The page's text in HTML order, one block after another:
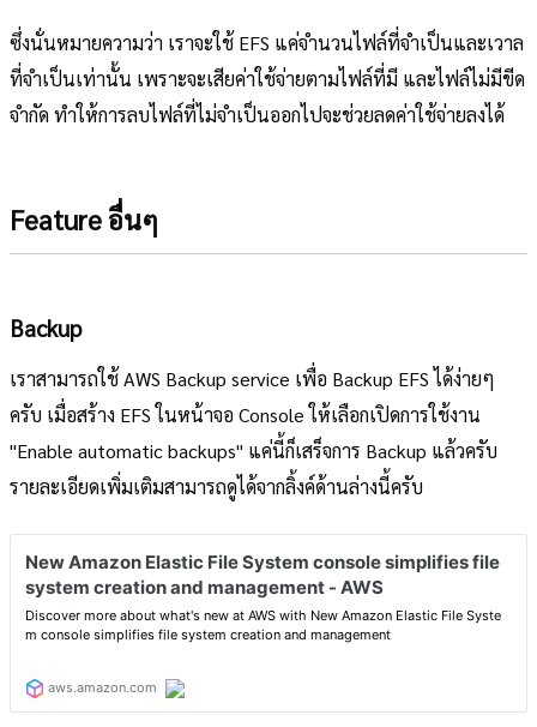
ซึ่งนั่นหมายความว่า เราจะใช้ EFS แค่จำนวนไฟล์ที่จำเป็นและเวาล
ที่จำเป็นเท่านั้น เพราะจะเสียค่าใช้จ่ายตามไฟล์ที่มี และไฟล์ไม่มีขีด
จำกัด ทำให้การลบไฟล์ที่ไม่จำเป็นออกไปจะช่วยลดค่าใช้จ่ายลงได้
Feature อื่นๆ
Backup
เราสามารถใช้ AWS Backup service เพื่อ Backup EFS ได้ง่ายๆ
ครับ เมื่อสร้าง EFS ในหน้าจอ Console ให้เลือกเปิดการใช้งาน
"Enable automatic backups" แค่นี้ก็เสร็จการ Backup แล้วครับ
รายละเอียดเพิ่มเติมสามารถดูได้จากลิ้งค์ด้านล่างนี้ครับ